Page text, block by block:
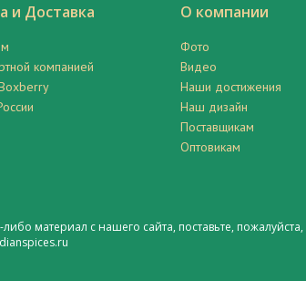
и Доставка
компанией
О компании
Фото
Видео
Наши достижения
Наш дизайн
Поставщикам
Оптовикам
материал с нашего сайта, поставьте, пожалуйста,